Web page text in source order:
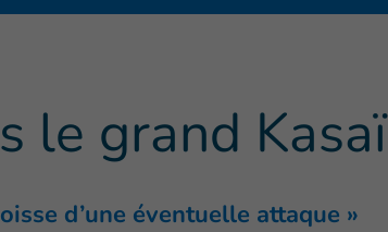
le grand Kasaï
d’une éventuelle attaque »